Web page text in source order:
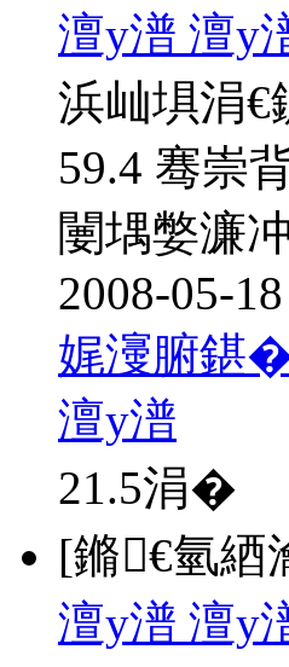
澶у潽 澶у
浜屾埧涓
59.4 骞崇
闄堣嫳濂
2008-05-18
娓濅腑鍖
澶у潽
21.5涓�
[鏅€氫綇
澶у潽 澶у